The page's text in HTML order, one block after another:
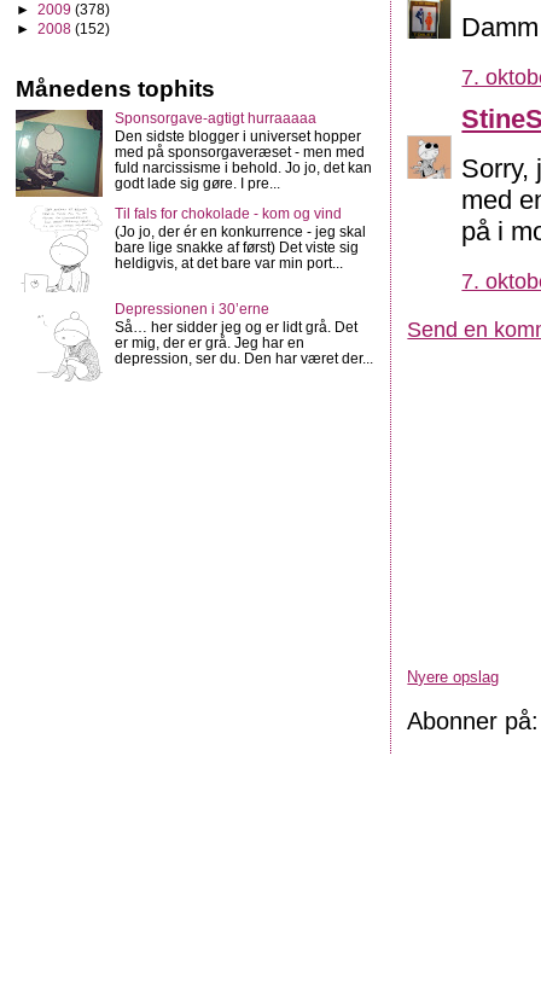
7.
Sorry,
med
på i
7.
Send en
Nyere opslag
Abonner
► 2009 (378)
► 2008 (152)
Månedens tophits
Sponsorgave-agtigt hurraaaaa
Den sidste blogger i universet hopper
med på sponsorgaveræset - men med
fuld narcissisme i behold. Jo jo, det kan
godt lade sig gøre. I pre...
Til fals for chokolade - kom og vind
(Jo jo, der ér en konkurrence - jeg skal
bare lige snakke af først) Det viste sig
heldigvis, at det bare var min port...
Depressionen i 30’erne
Så… her sidder jeg og er lidt grå. Det
er mig, der er grå. Jeg har en
depression, ser du. Den har været der...